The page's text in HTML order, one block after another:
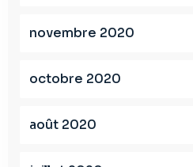
novembre 2020
octobre 2020
août 2020